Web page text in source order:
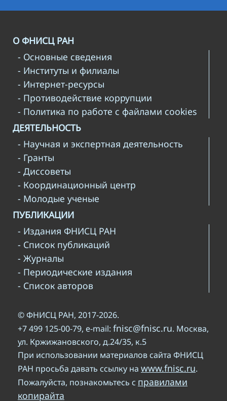
О ФНИСЦ РАН
- Основные сведения
- Институты и филиалы
- Интернет-ресурсы
- Противодействие коррупции
- Политика по работе с файлами cookies
ДЕЯТЕЛЬНОСТЬ
- Научная и экспертная деятельность
- Гранты
- Диссоветы
- Координационный центр
- Молодые ученые
ПУБЛИКАЦИИ
- Издания ФНИСЦ РАН
- Список публикаций
- Журналы
- Периодические издания
- Список авторов
© ФНИСЦ РАН, 2017-2026.
+7 499 125-00-79, e-mail: fnisc@fnisc.ru. Москва,
ул. Кржижановского, д.24/35, к.5
При использовании материалов сайта ФНИСЦ
РАН просьба давать ссылку на www.fnisc.ru.
Пожалуйста, познакомьтесь с правилами
копирайта